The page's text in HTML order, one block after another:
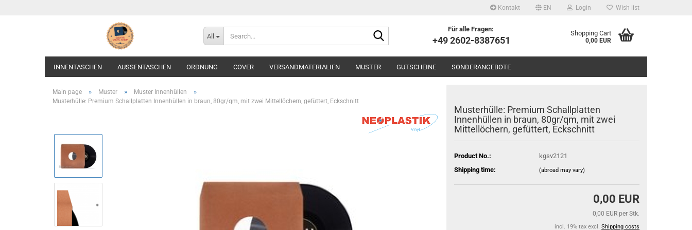
Kontakt EN Login Wish list
All
Für alle Fragen:
+49 2602-8387651
Shopping Cart
0,00 EUR
INNENTASCHEN AUSSENTASCHEN ORDNUNG COVER VERSANDMATERIALIEN MUSTER GUTSCHEINE SONDERANGEBOTE
Main page » Muster » Muster Innenhüllen »
Musterhülle: Premium Schallplatten Innenhüllen in braun, 80gr/qm, mit zwei Mittellöchern, gefüttert, Eckschnitt
Musterhülle: Premium Schallplatten
Innenhüllen in braun, 80gr/qm, mit zwei
Mittellöchern, gefüttert, Eckschnitt
Product No.:
kgsv2121
Shipping time:
(abroad may vary)
0,00 EUR
0,00 EUR per Stk.
incl. 19% tax excl. Shipping costs